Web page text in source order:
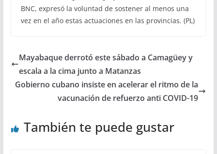
BNC, expresó la voluntad de sostener al menos una
vez en el año estas actuaciones en las provincias. (PL)
Mayabaque derrotó este sábado a Camagüey y
escala a la cima junto a Matanzas
Gobierno cubano insiste en acelerar el ritmo de la
vacunación de refuerzo anti COVID-19
También te puede gustar